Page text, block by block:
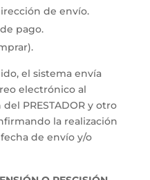
de envío.
pago.
el sistema envía
electrónico al
PRESTADOR y otro
la realización
de envío y/o